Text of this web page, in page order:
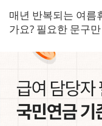
매년 반복되는 여름
가요? 필요한 문구